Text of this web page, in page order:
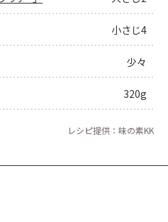
小さじ4
少々
320g
レシピ提供：味の素KK